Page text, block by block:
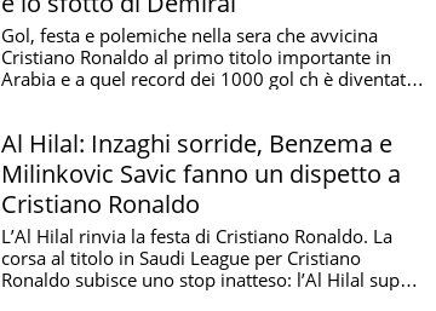
Gol, festa e polemiche nella sera che avvicina
Cristiano Ronaldo al primo titolo importante in
Arabia e a quel record dei 1000 gol ch è diventato
Al Hilal: Inzaghi sorride, Benzema e
Milinkovic Savic fanno un dispetto a
Cristiano Ronaldo
L’Al Hilal rinvia la festa di Cristiano Ronaldo. La
corsa al titolo in Saudi League per Cristiano
Ronaldo subisce uno stop inatteso: l’Al Hilal supera